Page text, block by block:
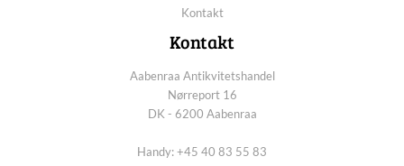
Kontakt
Kontakt
Aabenraa Antikvitetshandel
Nørreport 16
DK - 6200 Aabenraa
Handy: +45 40 83 55 83